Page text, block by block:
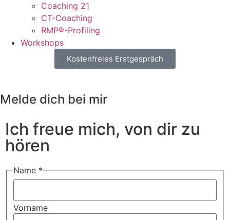
Coaching 21
CT-Coaching
RMP®-Profiling
Workshops
Kostenfreies Erstgespräch
Melde dich bei mir
Ich freue mich, von dir zu
hören
Name *
Vorname